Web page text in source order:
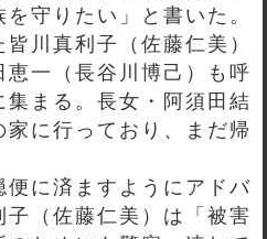
守りたい」と書いた。
川真利子（佐藤仁美）
一（長谷川博己）も呼
まる。長女・阿須田結
家に行っており、まだ帰
に済ますようにアドバ
（佐藤仁美）は「被害